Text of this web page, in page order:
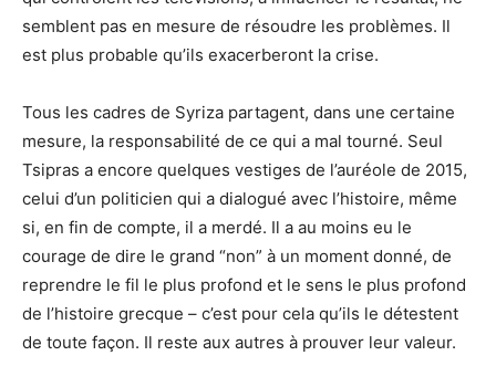
semblent pas en mesure de résoudre les problèmes. Il
est plus probable qu’ils exacerberont la crise.
Tous les cadres de Syriza partagent, dans une certaine
mesure, la responsabilité de ce qui a mal tourné. Seul
Tsipras a encore quelques vestiges de l’auréole de 2015,
celui d’un politicien qui a dialogué avec l’histoire, même
si, en fin de compte, il a merdé. Il a au moins eu le
courage de dire le grand “non” à un moment donné, de
reprendre le fil le plus profond et le sens le plus profond
de l’histoire grecque – c’est pour cela qu’ils le détestent
de toute façon. Il reste aux autres à prouver leur valeur.